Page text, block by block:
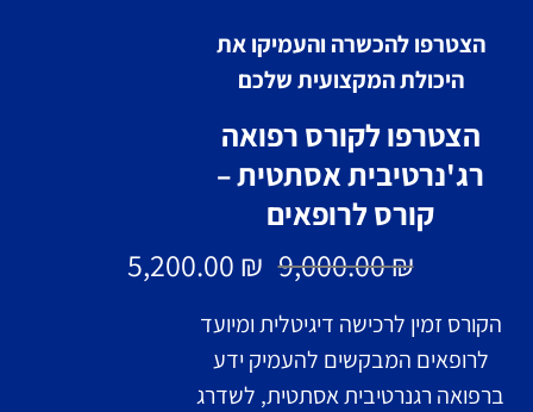
הצטרפו להכשרה והעמיקו את
היכולת המקצועית שלכם
הצטרפו לקורס רפואה
רג'נרטיבית אסתטית –
קורס לרופאים
9,000.00₪
5,200.00 ₪
הקורס זמין לרכישה דיגיטלית ומיועד
לרופאים המבקשים להעמיק ידע
ברפואה רגנרטיבית אסתטית, לשדרג